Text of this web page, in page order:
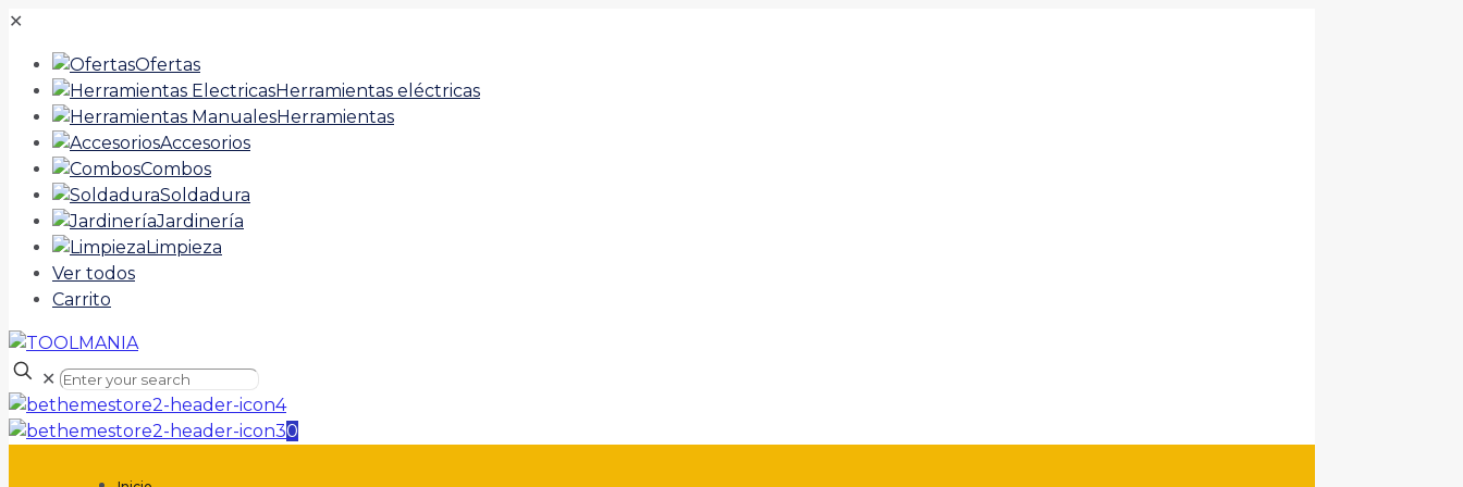
✕
Ofertas
Herramientas eléctricas
Herramientas
Accesorios
Combos
Soldadura
Jardinería
Limpieza
Ver todos
Carrito
✕
0